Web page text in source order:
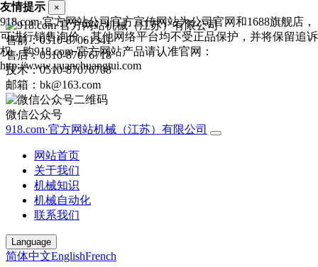
售前：0510-87061341
售后：0510-87076718
技术：0510-87076708
邮箱：bk@163.com
微信公众号
918.com·官方网站机械（江苏）有限公司
网站首页
关于我们
机械知识
机械自动化
联系我们
Language
简体中文EnglishFrench
友情提示 ×
918.com·官方网站公司官方宣传网站为公司官网和1688旗舰店，
可进行销售询价，其他网络平台均不受正品保护，并将保留追诉
权，购918.com·官方网站产品请认准官网：
http://www.yuanchuangtui.com